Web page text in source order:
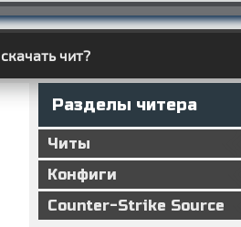
чит?
Разделы читера
Читы
Конфиги
Counter-Strike Source